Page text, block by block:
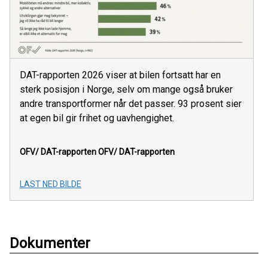
DAT-rapporten 2026 viser at bilen fortsatt har en
sterk posisjon i Norge, selv om mange også bruker
andre transportformer når det passer. 93 prosent sier
at egen bil gir frihet og uavhengighet.
OFV/ DAT-rapportenOFV/ DAT-rapporten
LAST NED BILDE
Dokumenter